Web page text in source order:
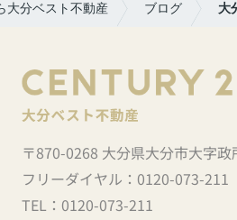
大分ベスト不動産 ブログ 大
〒870-0268 大分県大分市大字政
フリーダイヤル： 0120-073-211
TEL： 0120-073-211